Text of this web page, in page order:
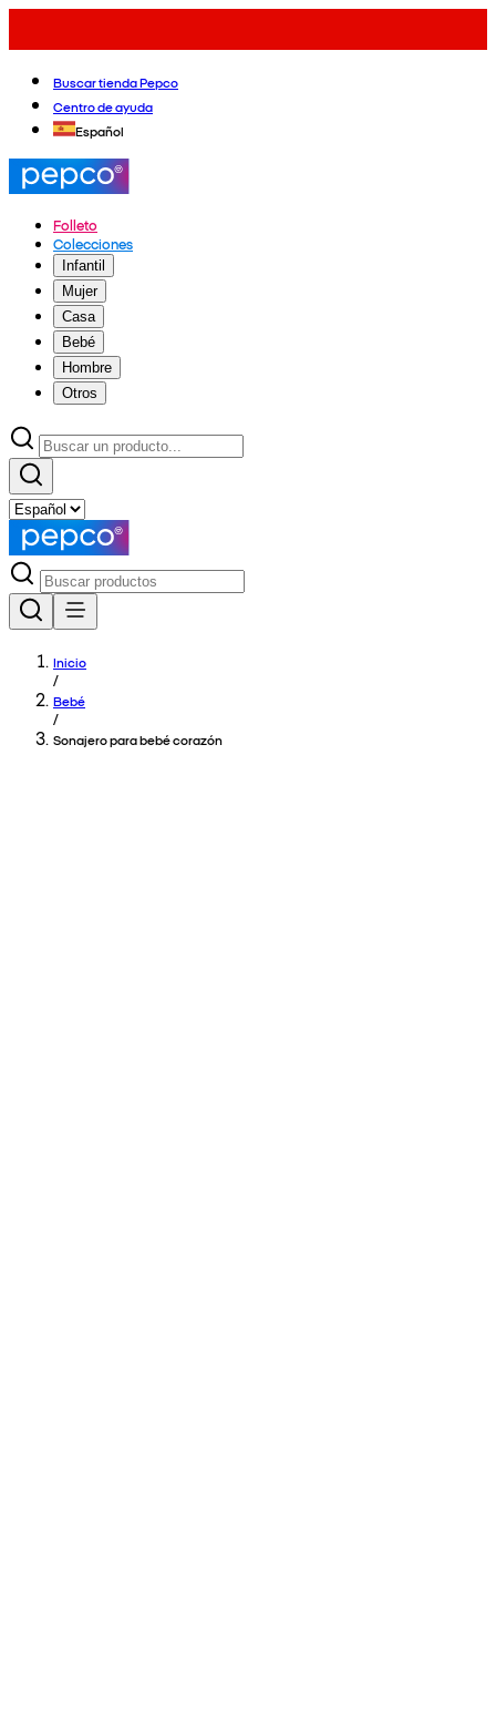
Buscar tienda Pepco
Centro de ayuda
Español
Folleto
Colecciones
Infantil
Mujer
Casa
Bebé
Hombre
Otros
Inicio
/
Bebé
/
Sonajero para bebé corazón